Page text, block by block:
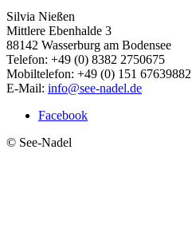
Silvia Nießen
Mittlere Ebenhalde 3
88142 Wasserburg am Bodensee
Telefon: +49 (0) 8382 2750675
Mobiltelefon: +49 (0) 151 67639882
E-Mail: info@see-nadel.de
Facebook
© See-Nadel